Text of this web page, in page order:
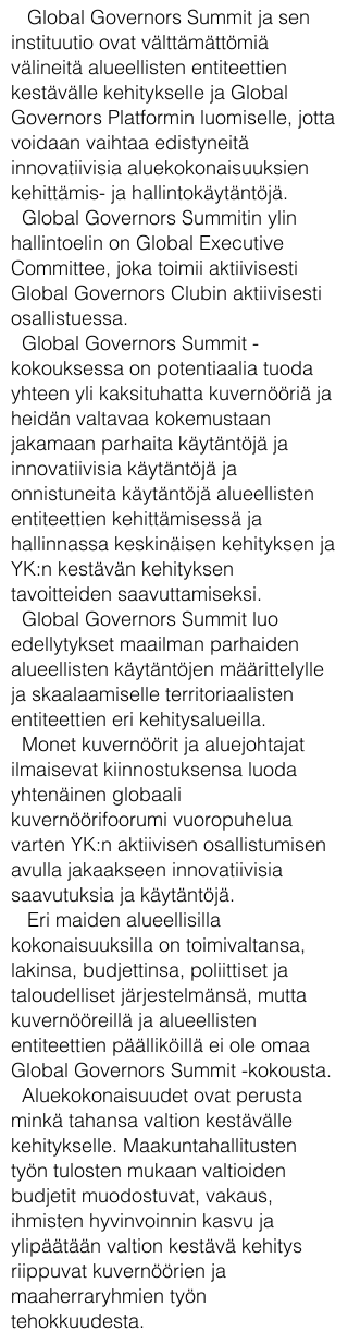
Global Governors Summit ja sen
instituutio ovat välttämättömiä
välineitä alueellisten entiteettien
kestävälle kehitykselle ja Global
Governors Platformin luomiselle, jotta
voidaan vaihtaa edistyneitä
innovatiivisia aluekokonaisuuksien
kehittämis- ja hallintokäytäntöjä.
Global Governors Summitin ylin
hallintoelin on Global Executive
Committee, joka toimii aktiivisesti
Global Governors Clubin aktiivisesti
osallistuessa.
Global Governors Summit -
kokouksessa on potentiaalia tuoda
yhteen yli kaksituhatta kuvernööriä ja
heidän valtavaa kokemustaan
jakamaan parhaita käytäntöjä ja
innovatiivisia käytäntöjä ja
onnistuneita käytäntöjä alueellisten
entiteettien kehittämisessä ja
hallinnassa keskinäisen kehityksen ja
YK:n kestävän kehityksen
tavoitteiden saavuttamiseksi.
Global Governors Summit luo
edellytykset maailman parhaiden
alueellisten käytäntöjen määrittelylle
ja skaalaamiselle territoriaalisten
entiteettien eri kehitysalueilla.
Monet kuvernöörit ja aluejohtajat
ilmaisevat kiinnostuksensa luoda
yhtenäinen globaali
kuvernöörifoorumi vuoropuhelua
varten YK:n aktiivisen osallistumisen
avulla jakaakseen innovatiivisia
saavutuksia ja käytäntöjä.
Eri maiden alueellisilla
kokonaisuuksilla on toimivaltansa,
lakinsa, budjettinsa, poliittiset ja
taloudelliset järjestelmänsä, mutta
kuvernööreillä ja alueellisten
entiteettien päälliköillä ei ole omaa
Global Governors Summit -kokousta.
Aluekokonaisuudet ovat perusta
minkä tahansa valtion kestävälle
kehitykselle. Maakuntahallitusten
työn tulosten mukaan valtioiden
budjetit muodostuvat, vakaus,
ihmisten hyvinvoinnin kasvu ja
ylipäätään valtion kestävä kehitys
riippuvat kuvernöörien ja
maaherraryhmien työn
tehokkuudesta.